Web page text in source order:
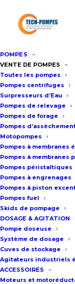
POMPES
VENTE DE POMPES
Toutes les pompes
Pompes centrifuges
Surpresseurs d’Eau
Pompes de relevage
Pompes de forage
Pompes
Motopompes
Pompes à membranes
Pompes à membranes
Pompes péristaltiques
Pompes à engrenages
Pompes à piston
Pompes fuel
Skids de pompage
DOSAGE & AGITATION
Pompe doseuse
Système de dosage
Cuves de stockage
Agitateurs industriels
ACCESSOIRES
Moteurs et
TECH
Votre
que
toutes